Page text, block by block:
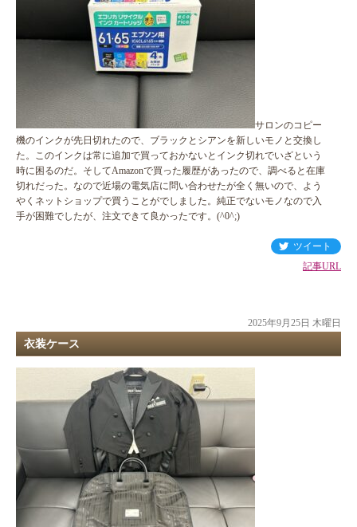
サロンのコピー
機のインクが先日切れたので、ブラックとシアンを新しいモノと交換し
た。このインクは常に追加で買っておかないとインク切れでいざという
時に困るのだ。そしてAmazonで買った履歴があったので、調べると在庫
切れだった。なので近場の電気店に問い合わせたが全く無いので、よう
やくネットショップで買うことがでしました。純正でないモノなので入
手が困難でしたが、注文できて良かったです。(^0^;)
ツイート
記事URL
2025年9月25日 木曜日
衣装ケース